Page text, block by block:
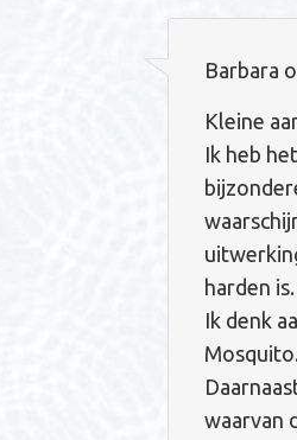
Barbara
Kleine
Ik heb
harden is.
Ik denk
waarvan